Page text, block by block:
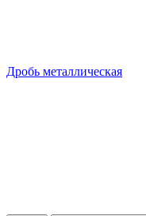
Дробь металлическая